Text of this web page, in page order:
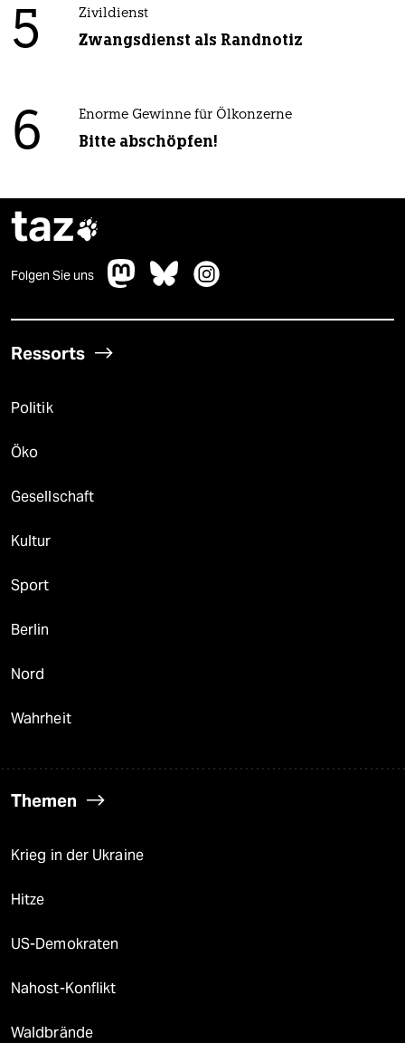
5 Zivildienst
Zwangsdienst als Randnotiz
6 Enorme Gewinne für Ölkonzerne
Bitte abschöpfen!
taz
Folgen Sie uns
Ressorts
Politik
Öko
Gesellschaft
Kultur
Sport
Berlin
Nord
Wahrheit
Themen
Krieg in der Ukraine
Hitze
US-Demokraten
Nahost-Konflikt
Waldbrände